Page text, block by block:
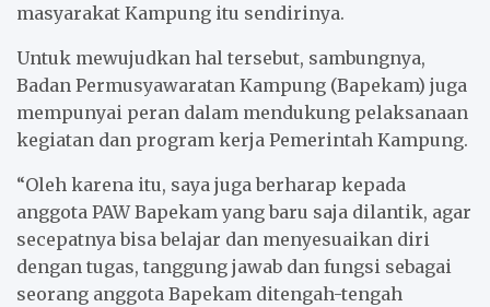
masyarakat Kampung itu sendirinya.
Untuk mewujudkan hal tersebut, sambungnya,
Badan Permusyawaratan Kampung (Bapekam) juga
mempunyai peran dalam mendukung pelaksanaan
kegiatan dan program kerja Pemerintah Kampung.
“Oleh karena itu, saya juga berharap kepada
anggota PAW Bapekam yang baru saja dilantik, agar
secepatnya bisa belajar dan menyesuaikan diri
dengan tugas, tanggung jawab dan fungsi sebagai
seorang anggota Bapekam ditengah-tengah